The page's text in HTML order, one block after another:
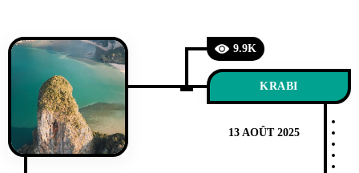
9.9K
KRABI
13 AOÛT 2025